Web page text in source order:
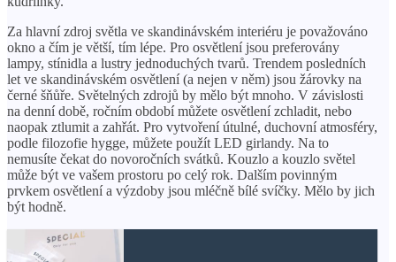
Za hlavní zdroj světla ve skandinávském interiéru je považováno
okno a čím je větší, tím lépe. Pro osvětlení jsou preferovány
lampy, stínidla a lustry jednoduchých tvarů. Trendem posledních
let ve skandinávském osvětlení (a nejen v něm) jsou žárovky na
černé šňůře. Světelných zdrojů by mělo být mnoho. V závislosti
na denní době, ročním období můžete osvětlení zchladit, nebo
naopak ztlumit a zahřát. Pro vytvoření útulné, duchovní atmosféry,
podle filozofie hygge, můžete použít LED girlandy. Na to
nemusíte čekat do novoročních svátků. Kouzlo a kouzlo světel
může být ve vašem prostoru po celý rok. Dalším povinným
prvkem osvětlení a výzdoby jsou mléčně bílé svíčky. Mělo by jich
být hodně.